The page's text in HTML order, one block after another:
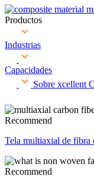
Productos
Industrias
Capacidades
Sobre xcellent
Recommend
Tela multiaxial de fibra
Recommend